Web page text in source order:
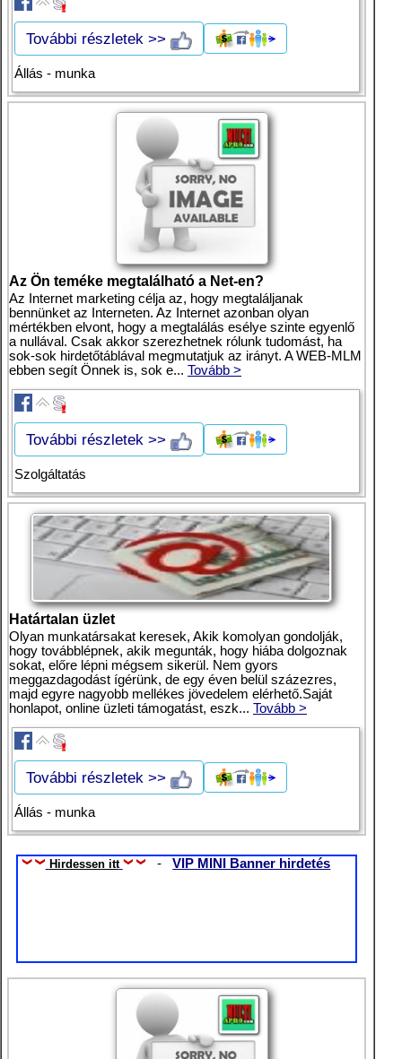
További részletek >>
Állás - munka
Az Ön teméke megtalálható a Net-en?
Az Internet marketing célja az, hogy megtaláljanak
bennünket az Interneten. Az Internet azonban olyan
mértékben elvont, hogy a megtalálás esélye szinte egyenlő
a nullával. Csak akkor szerezhetnek rólunk tudomást, ha
sok-sok hirdetőtáblával megmutatjuk az irányt. A WEB-MLM
ebben segít Önnek is, sok e... Tovább >
További részletek >>
Szolgáltatás
Határtalan üzlet
Olyan munkatársakat keresek, Akik komolyan gondolják,
hogy továbblépnek, akik megunták, hogy hiába dolgoznak
sokat, előre lépni mégsem sikerül. Nem gyors
meggazdagodást ígérünk, de egy éven belül százezres,
majd egyre nagyobb mellékes jövedelem elérhető.Saját
honlapot, online üzleti támogatást, eszk... Tovább >
További részletek >>
Állás - munka
Hirdessen itt -VIP MINI Banner hirdetés